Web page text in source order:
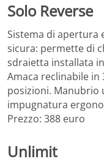
Solo Reverse
Sistema di apertura
sicura: permette di
sdraietta installata
Amaca reclinabile
posizioni. Manubrio
impugnatura
Prezzo: 388 euro
Unlimit